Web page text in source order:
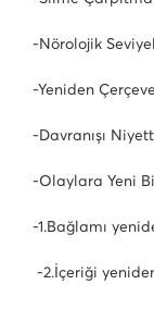
-Nörolojik
-Yeniden
-Davranışı
-Olaylara Yeni
-1.Bağlamı
-2.İçeriği